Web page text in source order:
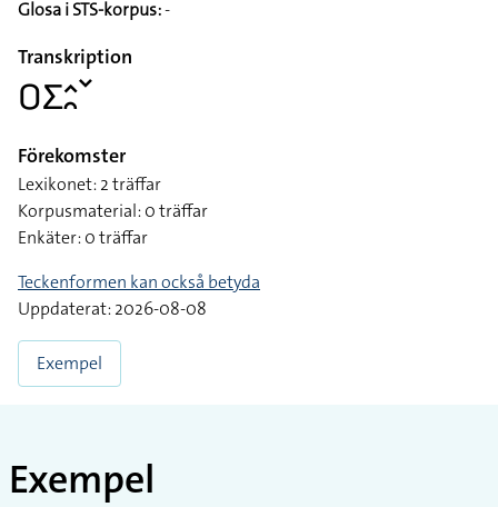
Glosa i STS-korpus:-
Transkription
􌤆􌤥􌤵􌥘􌥧
Förekomster
Lexikonet: 2 träffar
Korpusmaterial: 0 träffar
Enkäter: 0 träffar
Teckenformen kan också betyda
Uppdaterat: 2026-08-08
Exempel
Exempel